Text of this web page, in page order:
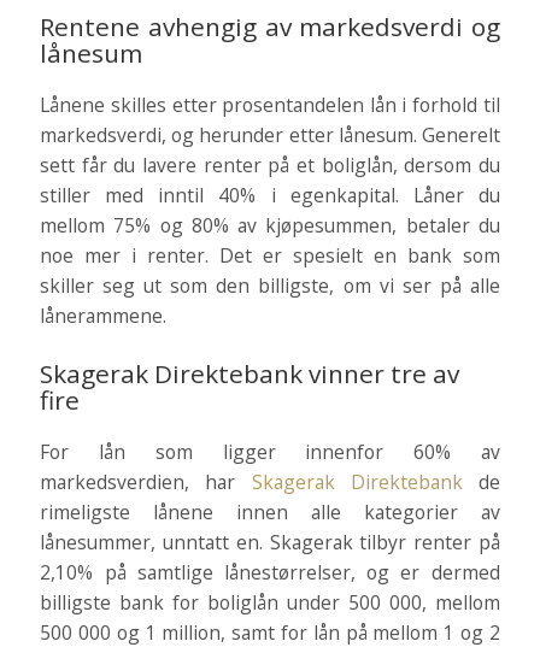
Rentene avhengig av markedsverdi og
lånesum
Lånene skilles etter prosentandelen lån i forhold til
markedsverdi, og herunder etter lånesum. Generelt
sett får du lavere renter på et boliglån, dersom du
stiller med inntil 40% i egenkapital. Låner du
mellom 75% og 80% av kjøpesummen, betaler du
noe mer i renter. Det er spesielt en bank som
skiller seg ut som den billigste, om vi ser på alle
lånerammene.
Skagerak Direktebank vinner tre av
fire
For lån som ligger innenfor 60% av
markedsverdien, har Skagerak Direktebankde
rimeligste lånene innen alle kategorier av
lånesummer, unntatt en. Skagerak tilbyr renter på
2,10% på samtlige lånestørrelser, og er dermed
billigste bank for boliglån under 500 000, mellom
500 000 og 1 million, samt for lån på mellom 1 og 2